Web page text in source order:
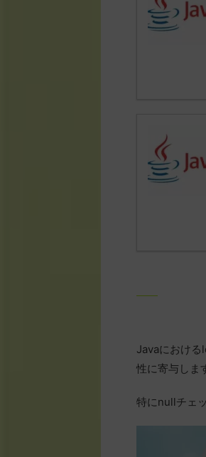
Javaにおけ
性に寄与しま
特にnullチェ